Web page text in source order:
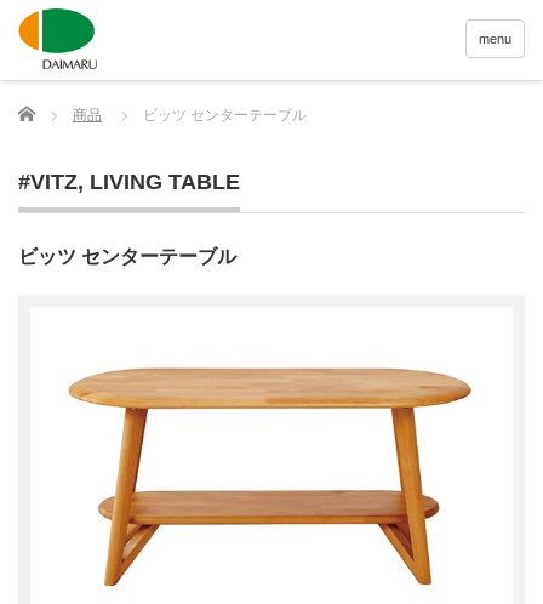
menu
Home 商品 ビッツ センターテーブル
#VITZ, LIVING TABLE
ビッツ センターテーブル